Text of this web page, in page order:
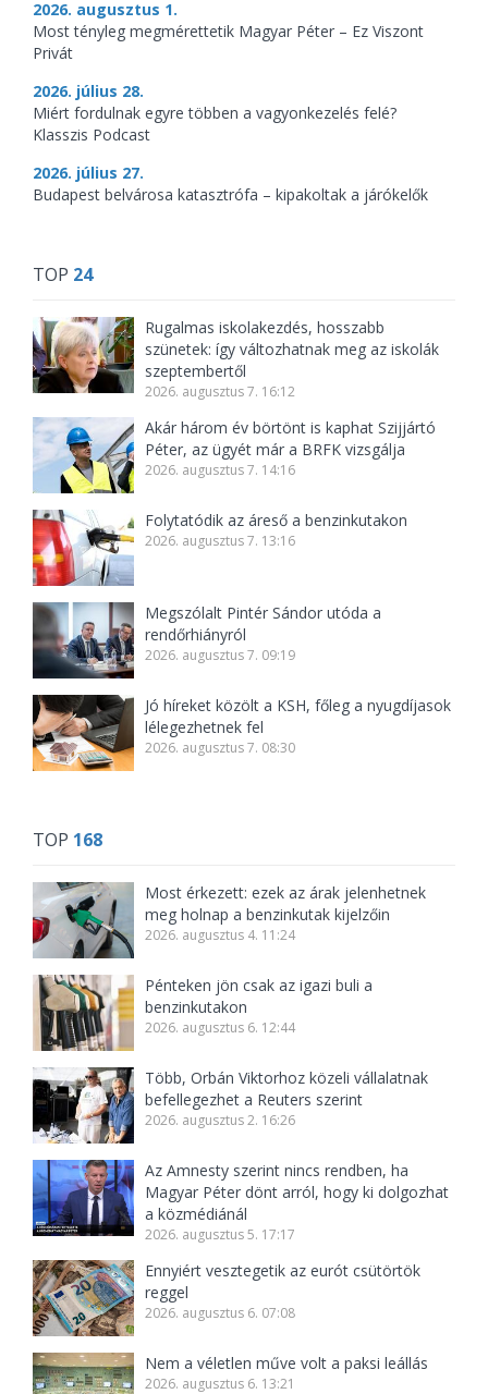
2026. augusztus 1.
Most tényleg megmérettetik Magyar Péter – Ez Viszont
Privát
2026. július 28.
Miért fordulnak egyre többen a vagyonkezelés felé?
Klasszis Podcast
2026. július 27.
Budapest belvárosa katasztrófa – kipakoltak a járókelők
TOP 24
Rugalmas iskolakezdés, hosszabb
szünetek: így változhatnak meg az iskolák
szeptembertől
2026. augusztus 7. 16:12
Akár három év börtönt is kaphat Szijjártó
Péter, az ügyét már a BRFK vizsgálja
2026. augusztus 7. 14:16
Folytatódik az áreső a benzinkutakon
2026. augusztus 7. 13:16
Megszólalt Pintér Sándor utóda a
rendőrhiányról
2026. augusztus 7. 09:19
Jó híreket közölt a KSH, főleg a nyugdíjasok
lélegezhetnek fel
2026. augusztus 7. 08:30
TOP 168
Most érkezett: ezek az árak jelenhetnek
meg holnap a benzinkutak kijelzőin
2026. augusztus 4. 11:24
Pénteken jön csak az igazi buli a
benzinkutakon
2026. augusztus 6. 12:44
Több, Orbán Viktorhoz közeli vállalatnak
befellegezhet a Reuters szerint
2026. augusztus 2. 16:26
Az Amnesty szerint nincs rendben, ha
Magyar Péter dönt arról, hogy ki dolgozhat
a közmédiánál
2026. augusztus 5. 17:17
Ennyiért vesztegetik az eurót csütörtök
reggel
2026. augusztus 6. 07:08
Nem a véletlen műve volt a paksi leállás
2026. augusztus 6. 13:21